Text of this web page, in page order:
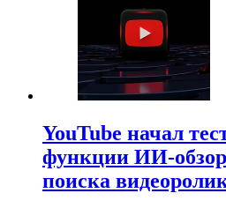
YouTube начал
функции ИИ-
поиска